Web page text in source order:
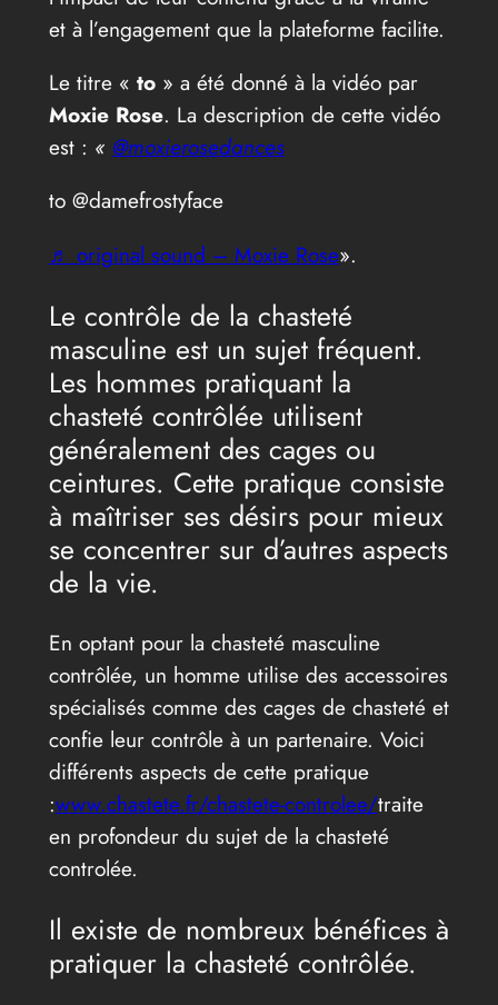
et à l’engagement que la plateforme facilite.
Le titre « to » a été donné à la vidéo par
Moxie Rose. La description de cette vidéo
est : « @moxierosedances
to @damefrostyface
♬ original sound – Moxie Rose».
Le contrôle de la chasteté
masculine est un sujet fréquent.
Les hommes pratiquant la
chasteté contrôlée utilisent
généralement des cages ou
ceintures. Cette pratique consiste
à maîtriser ses désirs pour mieux
se concentrer sur d’autres aspects
de la vie.
En optant pour la chasteté masculine
contrôlée, un homme utilise des accessoires
spécialisés comme des cages de chasteté et
confie leur contrôle à un partenaire. Voici
différents aspects de cette pratique
:www.chastete.fr/chastete-controlee/traite
en profondeur du sujet de la chasteté
controlée.
Il existe de nombreux bénéfices à
pratiquer la chasteté contrôlée.